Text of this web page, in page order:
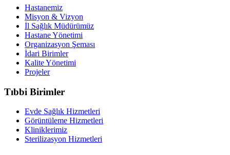
Hastanemiz
Misyon & Vizyon
İl Sağlık Müdürümüz
Hastane Yönetimi
Organizasyon Şeması
İdari Birimler
Kalite Yönetimi
Projeler
Tıbbi Birimler
Evde Sağlık Hizmetleri
Görüntüleme Hizmetleri
Kliniklerimiz
Sterilizasyon Hizmetleri